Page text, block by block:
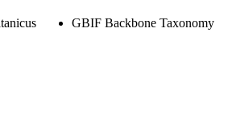
GBIF Backbone Taxonomy